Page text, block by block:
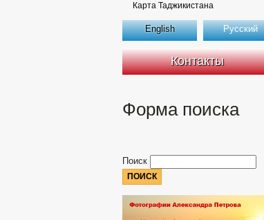
Карта Таджикистана
English Русский
Контакты
Форма поиска
Поиск